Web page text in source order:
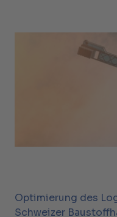
Optimierung des
Schweizer